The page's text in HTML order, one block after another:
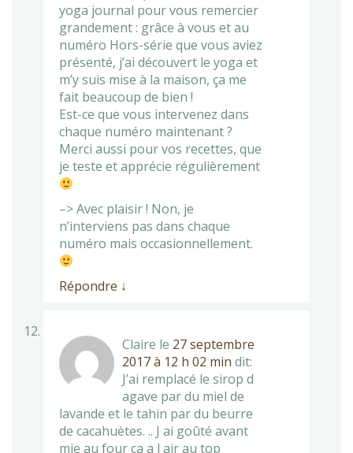
yoga journal pour vous remercier
grandement : grâce à vous et au
numéro Hors-série que vous aviez
présenté, j’ai découvert le yoga et
m’y suis mise à la maison, ça me
fait beaucoup de bien !
Est-ce que vous intervenez dans
chaque numéro maintenant ?
Merci aussi pour vos recettes, que
je teste et apprécie régulièrement
–> Avec plaisir ! Non, je
n’interviens pas dans chaque
numéro mais occasionnellement.
Répondre ↓
Claire le 27 septembre
2017 à 12 h 02 min dit:
J’ai remplacé le sirop d
agave par du miel de
lavande et le tahin par du beurre
de cacahuètes. .. J ai goûté avant
mie au four ça a l air au top